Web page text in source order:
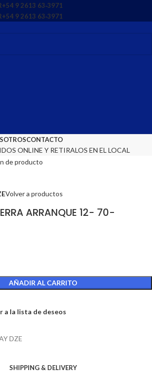
‪+54 9 2613 63‑3971‬
‪+54 9 2613 63‑3971‬
CONTACTO
ONLINE Y RETIRALOS EN EL LOCAL
Volver a productos
ARRANQUE 12- 70-
AÑADIR AL CARRITO
a la lista de deseos
DZE
SHIPPING & DELIVERY